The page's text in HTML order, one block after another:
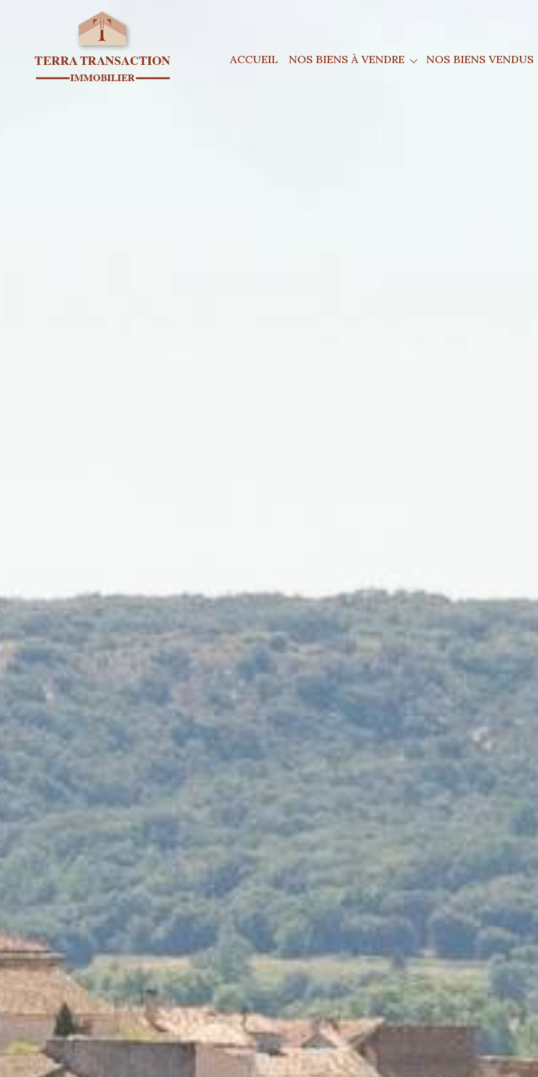
ACCUEIL NOS BIENS À VENDRE NOS BIENS VENDUS